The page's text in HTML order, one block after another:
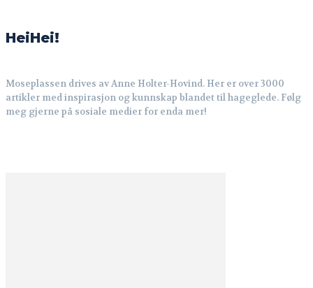
HeiHei!
Moseplassen drives av Anne Holter-Hovind. Her er over 3000
artikler med inspirasjon og kunnskap blandet til hageglede. Følg
meg gjerne på sosiale medier for enda mer!